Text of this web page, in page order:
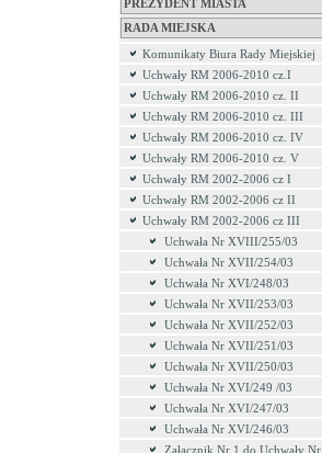
PREZYDENT MIASTA
RADA MIEJSKA
Komunikaty Biura Rady Miejskiej
Uchwały RM 2006-2010 cz.I
Uchwały RM 2006-2010 cz. II
Uchwały RM 2006-2010 cz. III
Uchwały RM 2006-2010 cz. IV
Uchwały RM 2006-2010 cz. V
Uchwały RM 2002-2006 cz I
Uchwały RM 2002-2006 cz II
Uchwały RM 2002-2006 cz III
Uchwała Nr XVIII/255/03
Uchwała Nr XVII/254/03
Uchwała Nr XVI/248/03
Uchwała Nr XVII/253/03
Uchwała Nr XVII/252/03
Uchwała Nr XVII/251/03
Uchwała Nr XVII/250/03
Uchwała Nr XVI/249 /03
Uchwała Nr XVI/247/03
Uchwała Nr XVI/246/03
Załącznik Nr 1 do Uchwały Nr